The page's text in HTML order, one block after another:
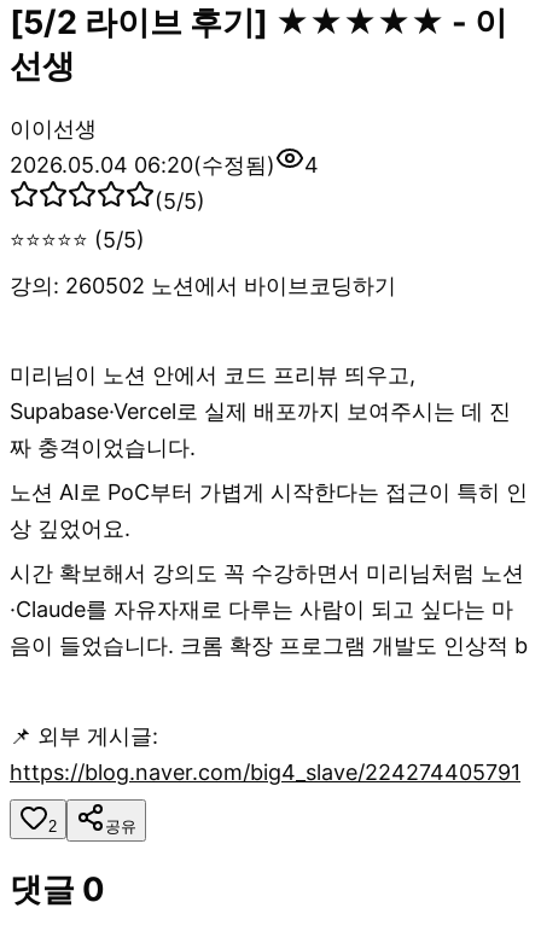
[5/2 라이브 후기] ★★★★★ - 이
선생
이이선생
2026.05.04 06:20(수정됨)
4
(5/5)
⭐⭐⭐⭐⭐ (5/5)
강의: 260502 노션에서 바이브코딩하기
미리님이 노션 안에서 코드 프리뷰 띄우고,
Supabase·Vercel로 실제 배포까지 보여주시는 데 진
짜 충격이었습니다.
노션 AI로 PoC부터 가볍게 시작한다는 접근이 특히 인
상 깊었어요.
시간 확보해서 강의도 꼭 수강하면서 미리님처럼 노션
·Claude를 자유자재로 다루는 사람이 되고 싶다는 마
음이 들었습니다. ​크롬 확장 프로그램 개발도 인상적 b
📌 외부 게시글:
https://blog.naver.com/big4_slave/224274405791
2 공유
댓글 0